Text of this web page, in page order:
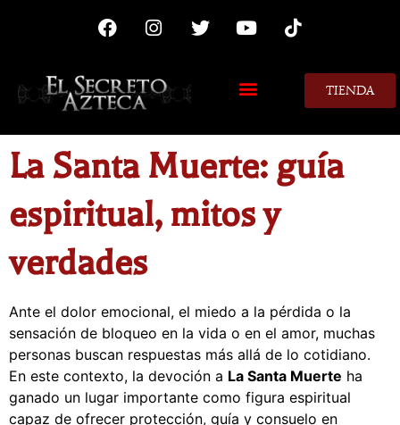
TIENDA
La Santa Muerte: guía
espiritual, mitos y
verdades
Ante el dolor emocional, el miedo a la pérdida o la
sensación de bloqueo en la vida o en el amor, muchas
personas buscan respuestas más allá de lo cotidiano.
En este contexto, la devoción a La Santa Muerte ha
ganado un lugar importante como figura espiritual
capaz de ofrecer protección, guía y consuelo en